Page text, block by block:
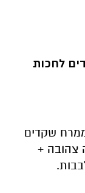
לחכות
שקדים
צהובה +